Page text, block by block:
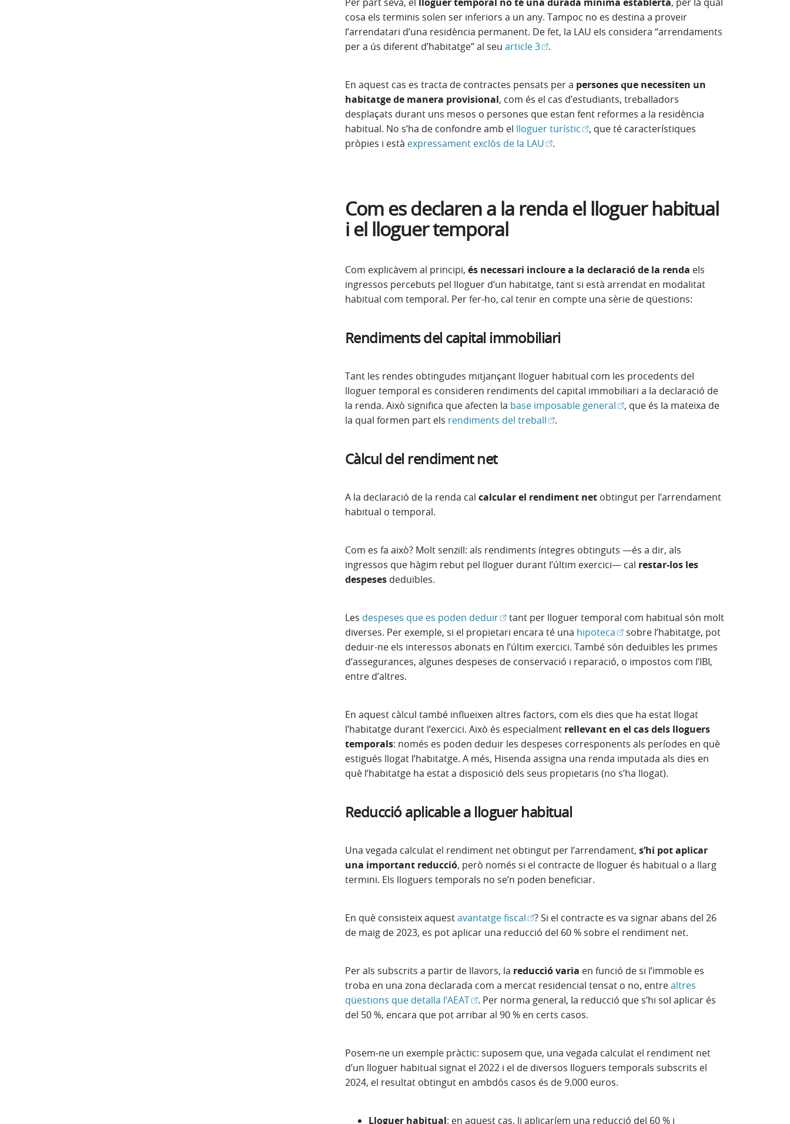
cosa els terminis solen ser inferiors a un any. Tampoc no es destina a proveir
l’arrendatari d’una residència permanent. De fet, la LAU els considera “arrendaments
per a ús diferent d’habitatge” al seu article 3(Obre en finestra nova)
.
En aquest cas es tracta de contractes pensats per a persones que necessiten un
habitatge de manera provisional, com és el cas d’estudiants, treballadors
desplaçats durant uns mesos o persones que estan fent reformes a la residència
habitual. No s’ha de confondre amb el lloguer turístic(Obre en finestra nova)
, que té característiques
pròpies i està expressament exclòs de la LAU(Obre en finestra nova)
.
Com es declaren a la renda el lloguer habitual
i el lloguer temporal
Com explicàvem al principi, és necessari incloure a la declaració de la renda els
ingressos percebuts pel lloguer d’un habitatge, tant si està arrendat en modalitat
habitual com temporal. Per fer-ho, cal tenir en compte una sèrie de qüestions:
Rendiments del capital immobiliari
Tant les rendes obtingudes mitjançant lloguer habitual com les procedents del
lloguer temporal es consideren rendiments del capital immobiliari a la declaració de
la renda. Això significa que afecten la base imposable general(Obre en finestra nova)
, que és la mateixa de
la qual formen part els rendiments del treball(Obre en finestra nova)
.
Càlcul del rendiment net
A la declaració de la renda cal calcular el rendiment netobtingut per l’arrendament
habitual o temporal.
Com es fa això? Molt senzill: als rendiments íntegres obtinguts —és a dir, als
ingressos que hàgim rebut pel lloguer durant l’últim exercici— cal restar-los les
despesesdeduïbles.
Les despeses que es poden deduir(Obre en finestra nova)
tant per lloguer temporal com habitual són molt
diverses. Per exemple, si el propietari encara té una hipoteca(Obre en finestra nova)
sobre l’habitatge, pot
deduir-ne els interessos abonats en l’últim exercici. També són deduïbles les primes
d’assegurances, algunes despeses de conservació i reparació, o impostos com l’IBI,
entre d’altres.
En aquest càlcul també influeixen altres factors, com els dies que ha estat llogat
l’habitatge durant l’exercici. Això és especialmentrellevant en el cas dels lloguers
temporals: només es poden deduir les despeses corresponents als períodes en què
estigués llogat l’habitatge. A més, Hisenda assigna una renda imputada als dies en
què l’habitatge ha estat a disposició dels seus propietaris (no s’ha llogat).
Reducció aplicable a lloguer habitual
Una vegada calculat el rendiment net obtingut per l’arrendament, s’hi pot aplicar
una important reducció, però només si el contracte de lloguer és habitual o a llarg
termini. Els lloguers temporals no se’n poden beneficiar.
En què consisteix aquestavantatge fiscal(Obre en finestra nova)
? Si el contracte es va signar abans del 26
de maig de 2023, es pot aplicar una reducció del 60 % sobre el rendiment net.
Per als subscrits a partir de llavors, la reducció varia en funció de si l’immoble es
troba en una zona declarada com a mercat residencial tensat o no, entrealtres
qüestions que detalla l’AEAT(Obre en finestra nova)
. Per norma general, la reducció que s’hi sol aplicar és
del 50 %, encara que pot arribar al 90 % en certs casos.
Posem-ne un exemple pràctic: suposem que, una vegada calculat el rendiment net
d’un lloguer habitual signat el 2022 i el de diversos lloguers temporals subscrits el
2024, el resultat obtingut en ambdós casos és de 9.000 euros.
Lloguer habitual: en aquest cas, li aplicaríem una reducció del 60 % i